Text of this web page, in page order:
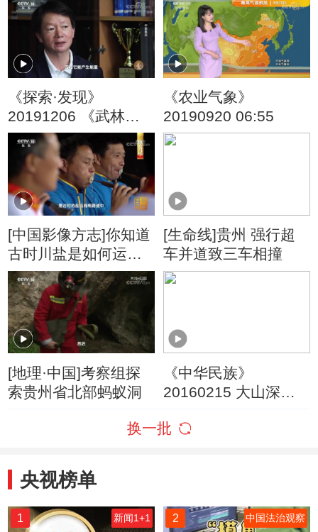
《探索·发现》
20191206 《武林外
传》第二季 中韵韩风
《农业气象》
20190920 06:55
[中国影像方志]你知道
古时川盐是如何运往
贵州吗？
[生命线]贵州 强行超
车并道致三车相撞
[地理·中国]考察组探
索贵州省北部蚂蚁洞
《中华民族》
20160215 大山深处
换一批
央视榜单
1 新闻1+1 2 中国法治观察